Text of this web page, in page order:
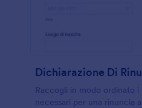
Dichiarazione Di
Raccogli in modo ordinato
necessari per una rinuncia